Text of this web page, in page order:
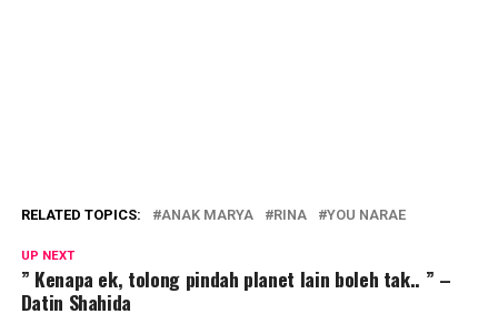
RELATED TOPICS: ANAK MARYA RINA YOU NARAE
UP NEXT
” Kenapa ek, tolong pindah planet lain boleh tak.. ” –
Datin Shahida